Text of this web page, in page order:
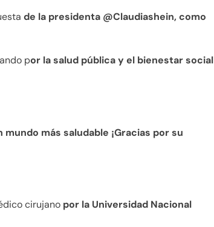
de la presidenta @Claudiashein, como
por la salud pública y el bienestar social
mundo más saludable ¡Gracias por su
cirujano por la Universidad Nacional